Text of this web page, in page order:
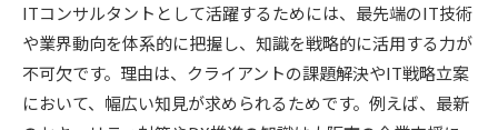
ITコンサルタントとして活躍するためには、最先端のIT技術
や業界動向を体系的に把握し、知識を戦略的に活用する力が
不可欠です。理由は、クライアントの課題解決やIT戦略立案
において、幅広い知見が求められるためです。例えば、最新